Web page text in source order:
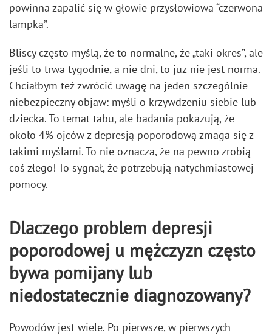
powinna zapalić się w głowie przysłowiowa “czerwona
lampka”.
Bliscy często myślą, że to normalne, że „taki okres”, ale
jeśli to trwa tygodnie, a nie dni, to już nie jest norma.
Chciałbym też zwrócić uwagę na jeden szczególnie
niebezpieczny objaw: myśli o krzywdzeniu siebie lub
dziecka. To temat tabu, ale badania pokazują, że
około 4% ojców z depresją poporodową zmaga się z
takimi myślami. To nie oznacza, że na pewno zrobią
coś złego! To sygnał, że potrzebują natychmiastowej
pomocy.
Dlaczego problem depresji
poporodowej u mężczyzn często
bywa pomijany lub
niedostatecznie diagnozowany?
Powodów jest wiele. Po pierwsze, w pierwszych